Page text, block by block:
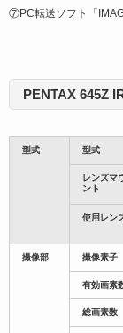
⑦PC転送ソフト「
PENTAX 645Z
型式 型式
レンズマ
ント
使用レン
撮像部 撮像素子
有効画素
総画素数